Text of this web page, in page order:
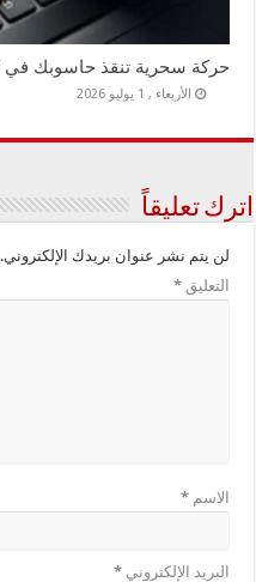
حركة سحرية تنقذ حاسوبك في 3 ثوانٍ بعد انسكاب السوائل
الأربعاء , 1 يوليو 2026
اترك تعليقاً
لن يتم نشر عنوان بريدك الإلكتروني.
التعليق*
الاسم*
البريد الإلكتروني*